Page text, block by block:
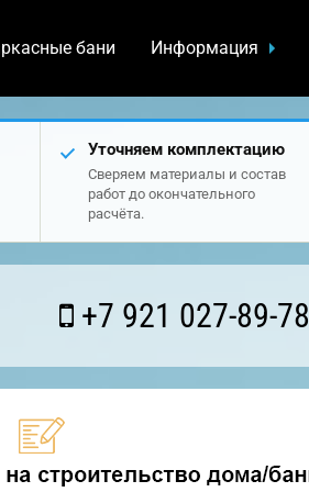
бани Информация
Уточняем комплектацию
Сверяем материалы и состав
работ до окончательного
расчёта.
+7 921 027-89-78